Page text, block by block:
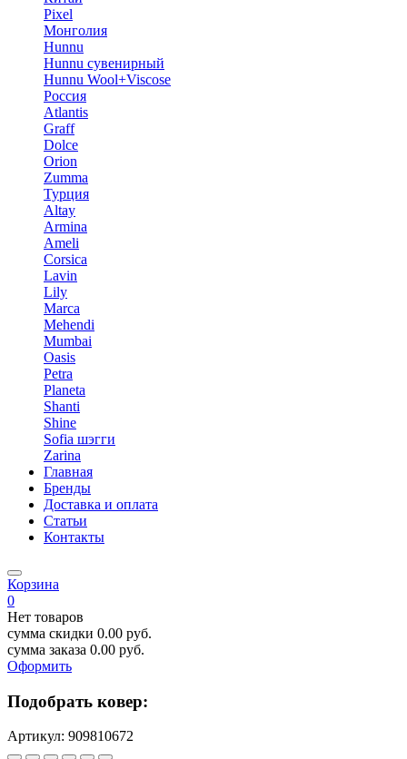
Pixel
Монголия
Hunnu
Hunnu сувенирный
Hunnu Wool+Viscose
Россия
Atlantis
Graff
Dolce
Orion
Zumma
Турция
Altay
Armina
Ameli
Corsica
Lavin
Lily
Marca
Mehendi
Mumbai
Oasis
Petra
Planeta
Shanti
Shine
Sofia шэгги
Zarina
Главная
Бренды
Доставка и оплата
Статьи
Контакты
Корзина
0
Нет товаров
сумма скидки 0.00 руб.
сумма заказа 0.00 руб.
Оформить
Подобрать ковер:
Артикул: 909810672